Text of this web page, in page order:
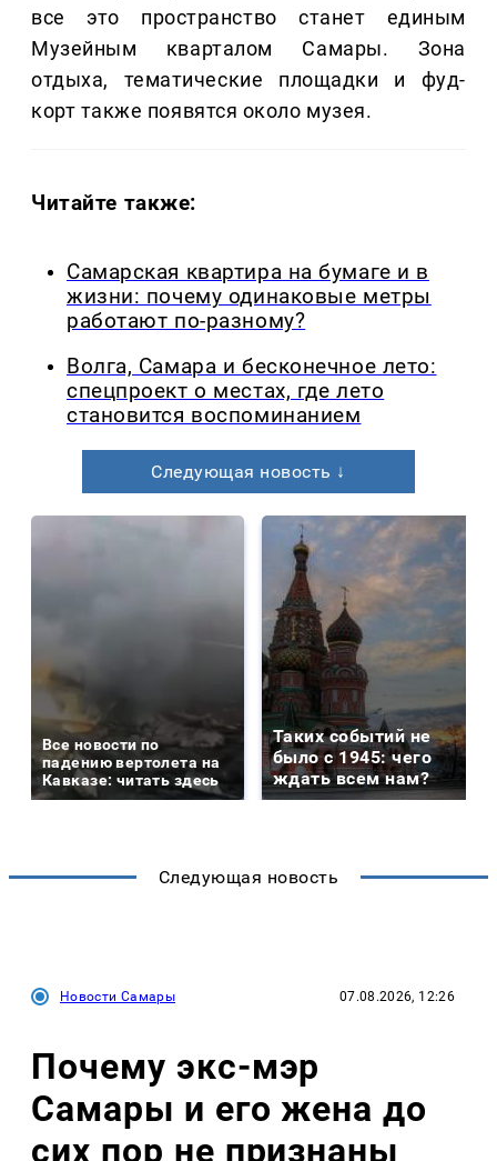
все это пространство станет единым
Музейным кварталом Самары. Зона
отдыха, тематические площадки и фуд-
корт также появятся около музея.
Читайте также:
Самарская квартира на бумаге и в
жизни: почему одинаковые метры
работают по-разному?
Волга, Самара и бесконечное лето:
спецпроект о местах, где лето
становится воспоминанием
Следующая новость ↓
Все новости по
падению вертолета на
Кавказе: читать здесь
Таких событий не
было с 1945: чего
ждать всем нам?
Следующая новость
Новости Самары 07.08.2026, 12:26
Почему экс-мэр
Самары и его жена до
сих пор не признаны